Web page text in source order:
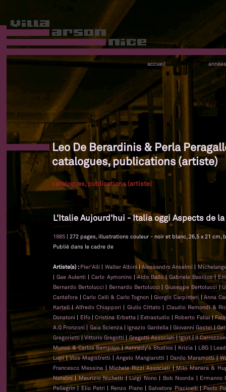
accueil années
Leo De Berardinis & Perla
catalogues, publications (artiste)
catalogues, publications (artiste)
L'Italie Aujourd'hui - Italia oggi Aspects de
1985 | 272 pages, illustrations couleur - noir et blanc, 26,5 x 21 cm,
Publié dans le cadre de
Artiste(s) : Pier'Alli | Walter Albini |Alessandro Anselmi |
|Gae Aulenti |Carlo Aymonino|Aldo Ballo|Gabriele Basilico|
Bernardo Bertolucci | Bernardo Bertolucci |Giuseppe Bertolucci |
Cantafora |Carlo Celli & Carlo Tognon |Giorgio Carpinteri |Anna
Kartell|Alfredo Chiappori | Giulio Cittato| Claudio Remondi &
Donatoni | Elfo|Cristina Erbetta | Extrastudio | Roberto Fallai|
A.G Fronzoni|Gaia Scienza | Ignazio Gardella |Giovanni Gastel|
Gregorietti |Vittorio Gregotti |Gregotti Associati|Igort|Il
Munos & Carlos Sampayo|Kennedy's Studios| Krizia | LBG|
Lupi|Vico Magistretti | Angelo Mangiarotti | Danilo Maramotti|
Francesco Messina | Michele Rizzi Associati|Milo Manara &
Natalini|Maurizio Nichetti|Luigi Nono| Bob Noorda | Ermanno
Pellegrin|Elio Petri | Renzo Piano|Salvatore Piscicelli|Paolo